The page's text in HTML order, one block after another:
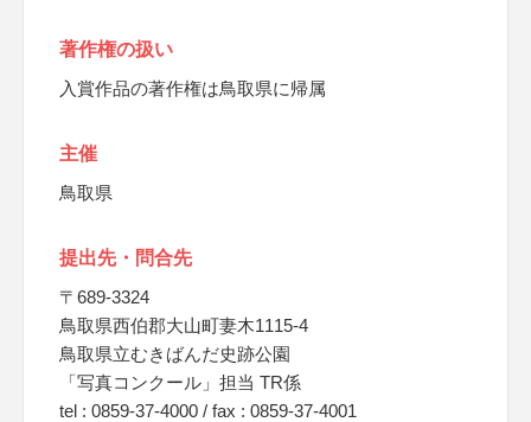
著作権の扱い
入賞作品の著作権は鳥取県に帰属
主催
鳥取県
提出先・問合先
〒689-3324
鳥取県西伯郡大山町妻木1115-4
鳥取県立むきばんだ史跡公園
「写真コンクール」担当 TR係
tel : 0859-37-4000 / fax : 0859-37-4001